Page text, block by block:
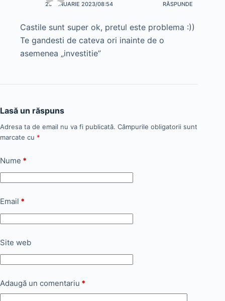
29 IANUARIE 2023/08:54 RĂSPUNDE
Castile sunt super ok, pretul este problema :))
Te gandesti de cateva ori inainte de o
asemenea „investitie”
Lasă un răspuns
Adresa ta de email nu va fi publicată. Câmpurile obligatorii sunt
marcate cu *
Nume *
Email *
Site web
Adaugă un comentariu *